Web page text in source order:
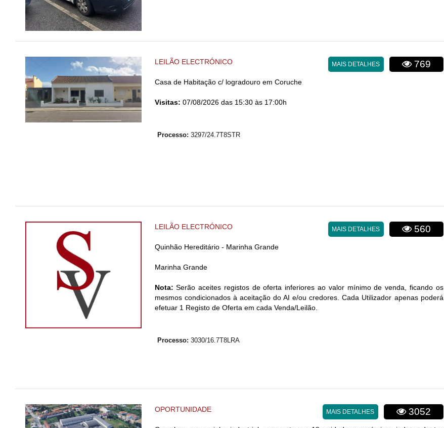
LEILÃO ELECTRÓNICO 769
MAIS DETALHES
Casa de Habitação c/ logradouro em Coruche
Visitas: 07/08/2026 das 15:30 às 17:00h
Processo: 3297/24.7T8STR
LEILÃO ELECTRÓNICO 560
MAIS DETALHES
Quinhão Hereditário - Marinha Grande
Marinha Grande
Nota:Serão aceites registos de oferta inferiores ao valor mínimo de venda, ficando os
mesmos condicionados à aceitação do AI e/ou credores. Cada Utilizador apenas poderá
efetuar 1 Registo de Oferta em cada Venda/Leilão.
Processo: 3030/16.7T8LRA
OPORTUNIDADE 3052
MAIS DETALHES